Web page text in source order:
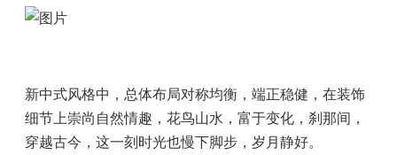
新中式风格中，总体布局对称均衡，端正稳健，在装饰
细节上崇尚自然情趣，花鸟山水，富于变化，刹那间，
穿越古今，这一刻时光也慢下脚步，岁月静好。